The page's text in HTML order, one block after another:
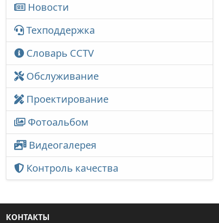
Новости
Техподдержка
Словарь CCTV
Обслуживание
Проектирование
Фотоальбом
Видеогалерея
Контроль качества
КОНТАКТЫ